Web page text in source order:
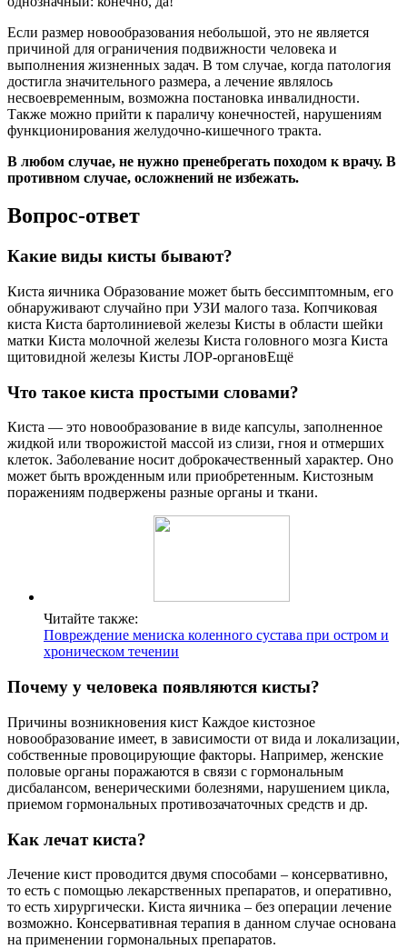
Если размер новообразования небольшой, это не является
причиной для ограничения подвижности человека и
выполнения жизненных задач. В том случае, когда патология
достигла значительного размера, а лечение являлось
несвоевременным, возможна постановка инвалидности.
Также можно прийти к параличу конечностей, нарушениям
функционирования желудочно-кишечного тракта.
В любом случае, не нужно пренебрегать походом к врачу. В
противном случае, осложнений не избежать.
Вопрос-ответ
Какие виды кисты бывают?
Киста яичника Образование может быть бессимптомным, его
обнаруживают случайно при УЗИ малого таза. Копчиковая
киста Киста бартолиниевой железы Кисты в области шейки
матки Киста молочной железы Киста головного мозга Киста
щитовидной железы Кисты ЛОР-органовЕщё
Что такое киста простыми словами?
Киста — это новообразование в виде капсулы, заполненное
жидкой или творожистой массой из слизи, гноя и отмерших
клеток. Заболевание носит доброкачественный характер. Оно
может быть врожденным или приобретенным. Кистозным
поражениям подвержены разные органы и ткани.
Читайте также:
Повреждение мениска коленного сустава при остром и
хроническом течении
Почему у человека появляются кисты?
Причины возникновения кист Каждое кистозное
новообразование имеет, в зависимости от вида и локализации,
собственные провоцирующие факторы. Например, женские
половые органы поражаются в связи с гормональным
дисбалансом, венерическими болезнями, нарушением цикла,
приемом гормональных противозачаточных средств и др.
Как лечат киста?
Лечение кист проводится двумя способами – консервативно,
то есть с помощью лекарственных препаратов, и оперативно,
то есть хирургически. Киста яичника – без операции лечение
возможно. Консервативная терапия в данном случае основана
на применении гормональных препаратов.